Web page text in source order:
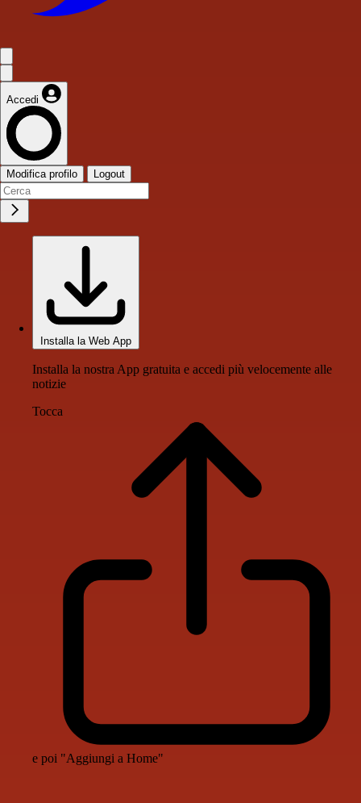
Accedi
Modifica profilo Logout
Installa la Web App
Installa la nostra App gratuita e accedi più velocemente alle
notizie
Tocca
e poi "Aggiungi a Home"